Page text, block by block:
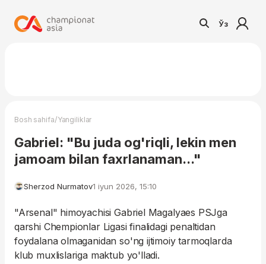
Ўз
Bosh sahifa/Yangiliklar
Gabriel: "Bu juda og'riqli, lekin men
jamoam bilan faxrlanaman..."
Sherzod Nurmatov1 iyun 2026, 15:10
"Arsenal" himoyachisi Gabriel Magalyaes PSJga
qarshi Chempionlar Ligasi finalidagi penaltidan
foydalana olmaganidan so'ng ijtimoiy tarmoqlarda
klub muxlislariga maktub yo'lladi.